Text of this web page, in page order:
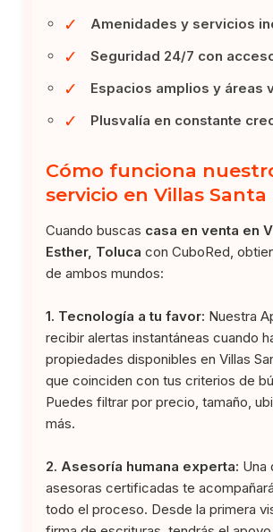
✓ Amenidades y servicios
✓ Seguridad 24/7 con
✓ Espacios amplios y áreas
✓ Plusvalía en constante
Cómo funciona
servicio en Villas
Cuando buscas casa en venta en
Esther, Toluca con CuboRed,
de ambos mundos:
1. Tecnología a tu favor: Nuestra
recibir alertas instantáneas cuando
propiedades disponibles en Villas
que coinciden con tus criterios de
Puedes filtrar por precio, tamaño,
más.
2. Asesoría humana experta: Una
asesoras certificadas te
todo el proceso. Desde la primera